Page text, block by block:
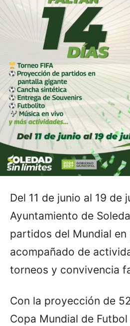
Del 11 de junio al 19 de
Ayuntamiento de
partidos del Mundial
acompañado de
torneos y convivencia
Con la proyección de
Copa Mundial de